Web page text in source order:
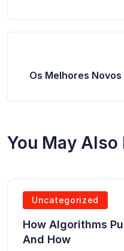
Os Melhores
You May Also
Uncategorized
How Algorithms
And How